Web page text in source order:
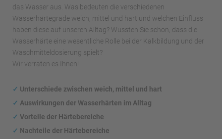
das Wasser aus. Was bedeuten die verschiedenen
Wasserhärtegrade weich, mittel und hart und welchen Einfluss
haben diese auf unseren Alltag? Wussten Sie schon, dass die
Wasserhärte eine wesentliche Rolle bei der Kalkbildung und der
Waschmitteldosierung spielt?
Wir verraten es Ihnen!
✓ Unterschiede zwischen weich, mittel und hart
✓ Auswirkungen der Wasserhärten im Alltag
✓ Vorteile der Härtebereiche
✓ Nachteile der Härtebereiche